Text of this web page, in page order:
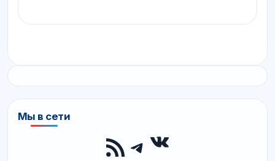
Мы в сети
RSS-лента
Telegram
ВКонтакте